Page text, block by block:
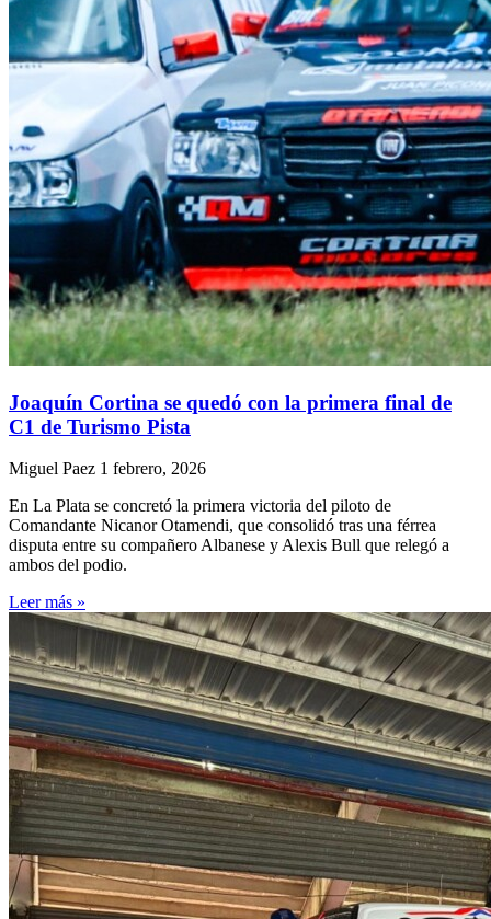
Joaquín Cortina se quedó con la primera final de
C1 de Turismo Pista
Miguel Paez 1 febrero, 2026
En La Plata se concretó la primera victoria del piloto de
Comandante Nicanor Otamendi, que consolidó tras una férrea
disputa entre su compañero Albanese y Alexis Bull que relegó a
ambos del podio.
Leer más »